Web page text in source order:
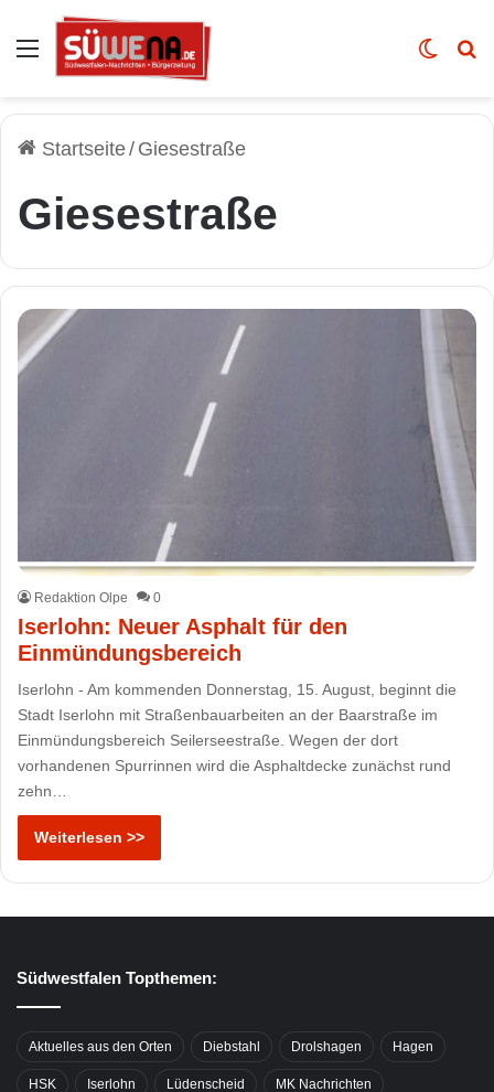
Auswahl Skin
Startseite/ Giesestraße
Giesestraße
Redaktion Olpe 0
Iserlohn: Neuer Asphalt für den
Einmündungsbereich
Iserlohn - Am kommenden Donnerstag, 15. August, beginnt die
Stadt Iserlohn mit Straßenbauarbeiten an der Baarstraße im
Einmündungsbereich Seilerseestraße. Wegen der dort
vorhandenen Spurrinnen wird die Asphaltdecke zunächst rund
zehn…
Weiterlesen >>
Südwestfalen Topthemen:
Aktuelles aus den Orten Diebstahl Drolshagen Hagen
HSK Iserlohn Lüdenscheid MK Nachrichten